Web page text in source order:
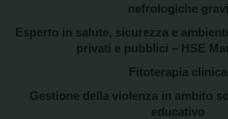
nefrologiche gravi
Esperto in salute, sicurezza e
privati e pubblici – HSE
Fitoterapia clinica
Gestione della violenza in ambito
educativo